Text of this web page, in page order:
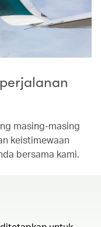
masing-masing
keistimewaan
bersama kami.